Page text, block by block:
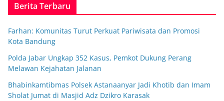
Berita Terbaru
Farhan: Komunitas Turut Perkuat Pariwisata dan Promosi
Kota Bandung
Polda Jabar Ungkap 352 Kasus, Pemkot Dukung Perang
Melawan Kejahatan Jalanan
Bhabinkamtibmas Polsek Astanaanyar Jadi Khotib dan Imam
Sholat Jumat di Masjid Adz Dzikro Karasak